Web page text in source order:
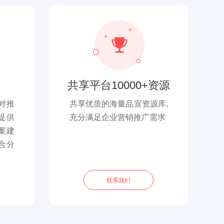
推
供
建
分
共享平台10000+资源
共享优质的海量品宣资源库,
充分满足企业营销推广需求
联系我们